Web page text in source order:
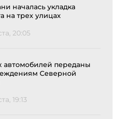
началась укладка
на трех улицах
20:05
автомобилей переданы
Северной
19:13